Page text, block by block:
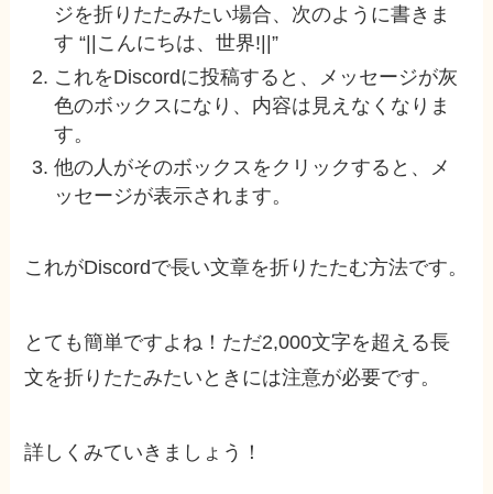
ジを折りたたみたい場合、次のように書きま
す “||こんにちは、世界!||”
これをDiscordに投稿すると、メッセージが灰
色のボックスになり、内容は見えなくなりま
す。
他の人がそのボックスをクリックすると、メ
ッセージが表示されます。
これがDiscordで長い文章を折りたたむ方法です。
とても簡単ですよね！ただ2,000文字を超える長
文を折りたたみたいときには注意が必要です。
詳しくみていきましょう！